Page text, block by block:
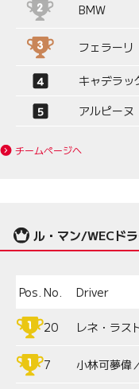
BMW
フェラーリ
キャデラッ
アルピーヌ
チームページへ
ル・マン/WECド
Pos. No. Driver
20 レネ・ラス
7 小林可夢偉